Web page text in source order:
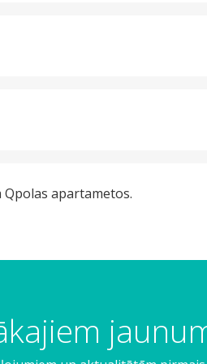
apartametos.